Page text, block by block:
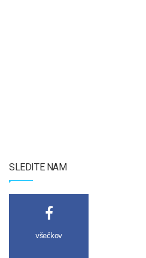
SLEDITE NAM
všečkov